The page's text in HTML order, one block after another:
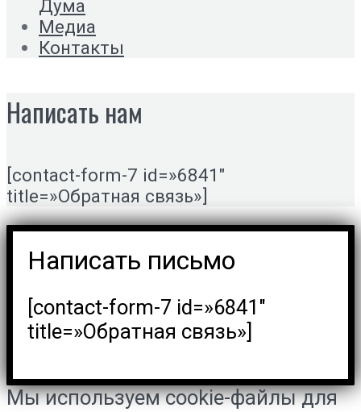
Дума
Медиа
Контакты
Написать нам
[contact-form-7 id=»6841″
title=»Обратная связь»]
Написать письмо
[contact-form-7 id=»6841″
title=»Обратная связь»]
Мы используем cookie-файлы для